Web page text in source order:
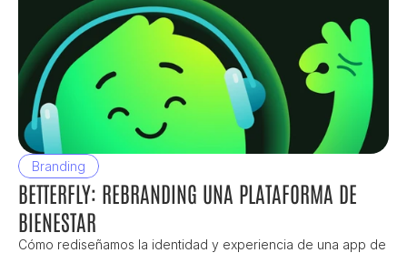
Branding
BETTERFLY: REBRANDING UNA PLATAFORMA DE
BIENESTAR
Cómo rediseñamos la identidad y experiencia de una app de